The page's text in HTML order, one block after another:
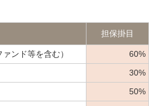
担保掛目
ンド等を含む）
60%
30%
50%